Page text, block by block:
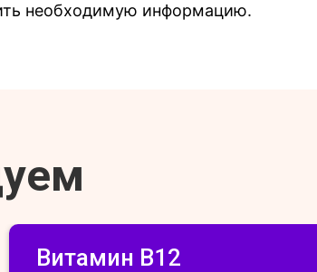
необходимую информацию.
Витамин В12